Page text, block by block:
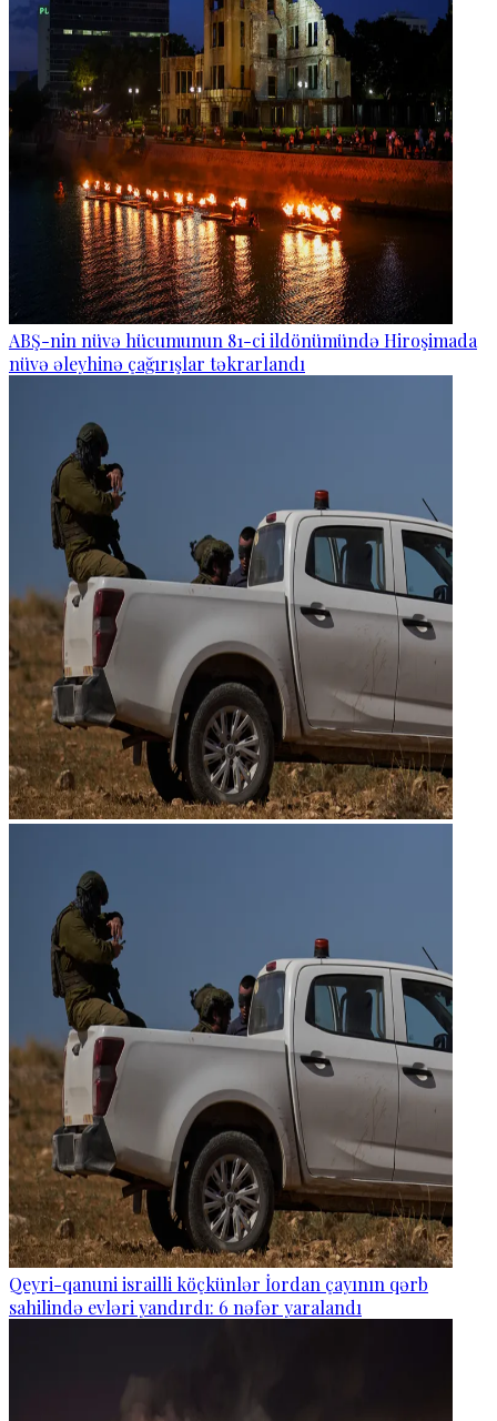
ABŞ-nin nüvə hücumunun 81-ci ildönümündə Hiroşimada
nüvə əleyhinə çağırışlar təkrarlandı
Qeyri-qanuni israilli köçkünlər İordan çayının qərb
sahilində evləri yandırdı: 6 nəfər yaralandı